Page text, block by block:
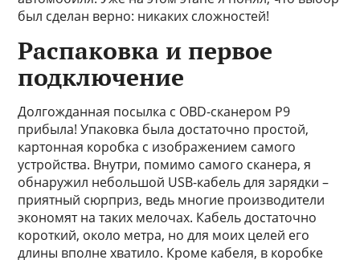
был сделан верно: никаких сложностей!
Распаковка и первое
подключение
Долгожданная посылка с OBD-сканером P9
прибыла! Упаковка была достаточно простой,
картонная коробка с изображением самого
устройства. Внутри, помимо самого сканера, я
обнаружил небольшой USB-кабель для зарядки –
приятный сюрприз, ведь многие производители
экономят на таких мелочах. Кабель достаточно
короткий, около метра, но для моих целей его
длины вполне хватило. Кроме кабеля, в коробке